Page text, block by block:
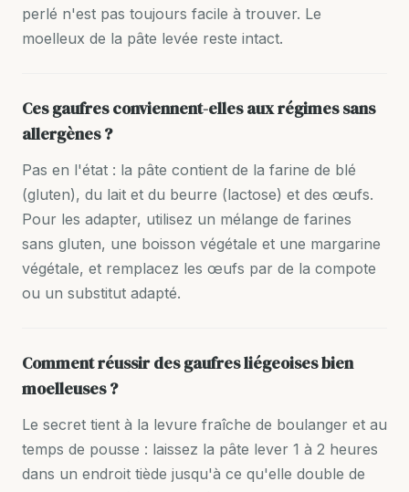
perlé n'est pas toujours facile à trouver. Le
moelleux de la pâte levée reste intact.
Ces gaufres conviennent-elles aux régimes sans
allergènes ?
Pas en l'état : la pâte contient de la farine de blé
(gluten), du lait et du beurre (lactose) et des œufs.
Pour les adapter, utilisez un mélange de farines
sans gluten, une boisson végétale et une margarine
végétale, et remplacez les œufs par de la compote
ou un substitut adapté.
Comment réussir des gaufres liégeoises bien
moelleuses ?
Le secret tient à la levure fraîche de boulanger et au
temps de pousse : laissez la pâte lever 1 à 2 heures
dans un endroit tiède jusqu'à ce qu'elle double de